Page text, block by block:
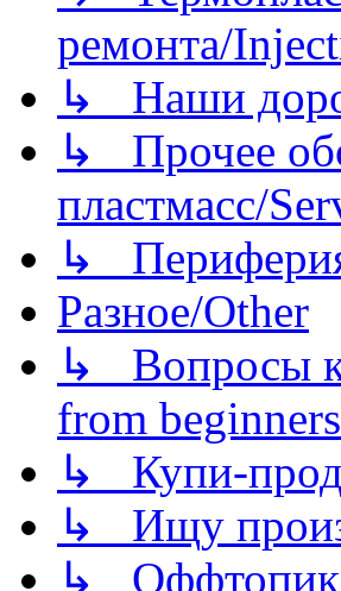
ремонта/
↳ Наши
↳ Прочее
пластмасс/
↳ Периферия
Разное/Other
↳ Вопросы к
from beginners
↳ Купи-
↳ Ищу
↳